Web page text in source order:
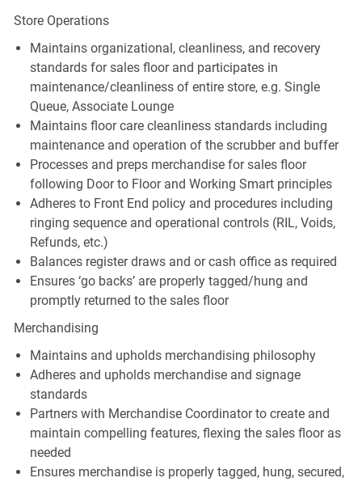
Store Operations
Maintains organizational, cleanliness, and recovery
standards for sales floor and participates in
maintenance/cleanliness of entire store, e.g. Single
Queue, Associate Lounge
Maintains floor care cleanliness standards including
maintenance and operation of the scrubber and buffer
Processes and preps merchandise for sales floor
following Door to Floor and Working Smart principles
Adheres to Front End policy and procedures including
ringing sequence and operational controls (RIL, Voids,
Refunds, etc.)
Balances register draws and or cash office as required
Ensures ‘go backs’ are properly tagged/hung and
promptly returned to the sales floor
Merchandising
Maintains and upholds merchandising philosophy
Adheres and upholds merchandise and signage
standards
Partners with Merchandise Coordinator to create and
maintain compelling features, flexing the sales floor as
needed
Ensures merchandise is properly tagged, hung, secured,